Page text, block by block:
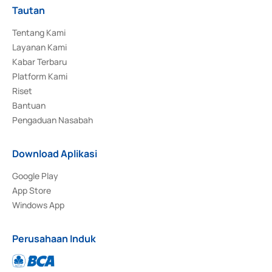
Tautan
Tentang Kami
Layanan Kami
Kabar Terbaru
Platform Kami
Riset
Bantuan
Pengaduan Nasabah
Download Aplikasi
Google Play
App Store
Windows App
Perusahaan Induk